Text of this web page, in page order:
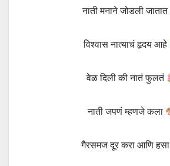
नाती मनाने जोडली जातात
विश्वास नात्याचं हृदय आहे
वेळ दिली की नातं फुलतं
नाती जपणं म्हणजे कला
गैरसमज दूर करा आणि हसा